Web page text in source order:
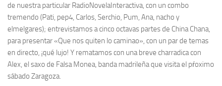
de nuestra particular RadioNovelaInteractiva, con un combo
tremendo (Pati, pep4, Carlos, Serchio, Pum, Ana, nacho y
elmelgares); entrevistamos a cinco octavas partes de China Chana,
para presentar «Que nos quiten lo caminao», con un par de temas
en directo, ¡qué lujo! Y rematamos con una breve charradica con
Alex, el saxo de Falsa Monea, banda madrileña que visita el pŕoximo
sábado Zaragoza.